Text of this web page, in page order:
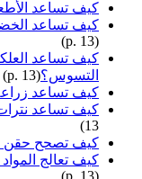
كيف تساعد
كيف تساعد
(p. 13)
كيف تساعد
التسوس؟(p. 13)
كيف تساعد
كيف تساعد
13)
كيف تصحح حقن
كيف تعالج